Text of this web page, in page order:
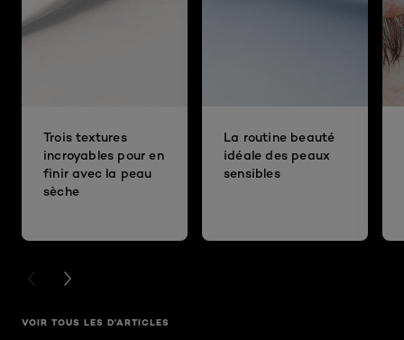
Trois textures
incroyables pour en
finir avec la peau
sèche
La routine beauté
idéale des peaux
sensibles
PREVIOUS CARD
NEXT CARD
VOIR TOUS LES D'ARTICLES